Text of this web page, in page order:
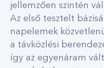
jellemzően szintén
Az első tesztelt
napelemek
a távközlési
így az egyenáram